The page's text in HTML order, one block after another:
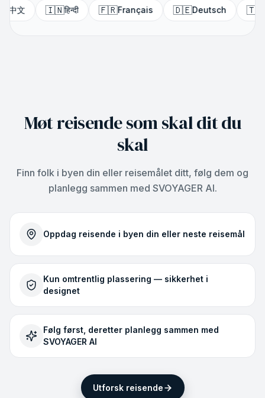
हिन्दी 🇫🇷Français 🇩🇪Deutsch 🇹🇷Türkçe
Møt reisende som skal dit du
skal
Finn folk i byen din eller reisemålet ditt, følg dem og
planlegg sammen med SVOYAGER AI.
Oppdag reisende i byen din eller neste reisemål
Kun omtrentlig plassering — sikkerhet i
designet
Følg først, deretter planlegg sammen med
SVOYAGER AI
Utforsk reisende